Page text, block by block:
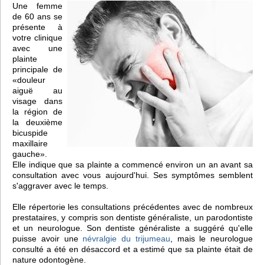
Une femme
de 60 ans se
présente à
votre clinique
avec une
plainte
principale de
«douleur
aiguë au
visage dans
la région de
la deuxième
bicuspide
maxillaire
gauche».
Elle indique que sa plainte a commencé environ un an avant sa
consultation avec vous aujourd'hui. Ses symptômes semblent
s'aggraver avec le temps.
Elle répertorie les consultations précédentes avec de nombreux
prestataires, y compris son dentiste généraliste, un parodontiste
et un neurologue. Son dentiste généraliste a suggéré qu'elle
puisse avoir une névralgie du trijumeau , mais le neurologue
consulté a été en désaccord et a estimé que sa plainte était de
nature odontogène.